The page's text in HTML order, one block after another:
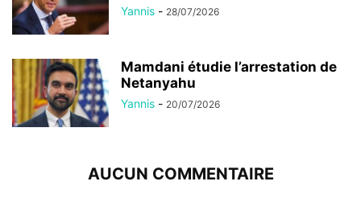
Yannis - 28/07/2026
Mamdani étudie l’arrestation de
Netanyahu
Yannis - 20/07/2026
AUCUN COMMENTAIRE